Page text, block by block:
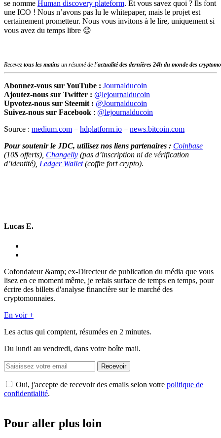
se nomme Human discovery plateform. Et vous savez quoi ? Ils font
une ICO ! Nous n’avons pas lu le whitepaper, mais le projet est
certainement prometteur. Nous vous invitons à le lire, uniquement si
vous avez du temps libre 😉
Recevez tous les matins un résumé de l’actualité des dernières 24h du monde des
Abonnez-vous sur YouTube : Journalducoin
Ajoutez-nous sur Twitter : @lejournalducoin
Upvotez-nous sur Steemit : @Journalducoin
Suivez-nous sur Facebook : @lejournalducoin
Source : medium.com – hdplatform.io – news.bitcoin.com
Pour soutenir le JDC, utilisez nos liens partenaires : Coinbase
(10$ offerts), Changelly (pas d’inscription ni de vérification
d’identité), Ledger Wallet(coffre fort crypto).
Lucas E.
Cofondateur &amp; ex-Directeur de publication du média que vous
lisez en ce moment même, je refais surface de temps en temps, pour
écrire des billets d'analyse financière sur le marché des
cryptomonnaies.
En voir +
Les actus qui comptent, résumées en 2 minutes.
Du lundi au vendredi, dans votre boîte mail.
Recevoir
Oui, j'accepte de recevoir des emails selon votre politique de
confidentialité.
Pour aller plus loin